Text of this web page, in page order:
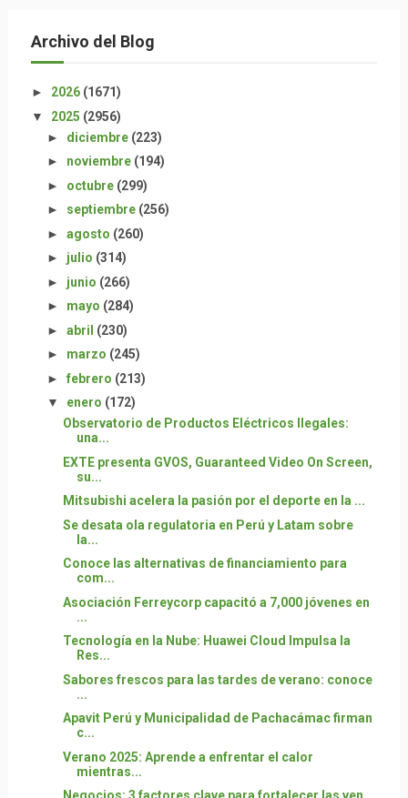
Archivo del Blog
► 2026 (1671)
▼ 2025 (2956)
► diciembre (223)
► noviembre (194)
► octubre (299)
► septiembre (256)
► agosto (260)
► julio (314)
► junio (266)
► mayo (284)
► abril (230)
► marzo (245)
► febrero (213)
▼ enero (172)
Observatorio de Productos Eléctricos Ilegales:
una...
EXTE presenta GVOS, Guaranteed Video On Screen,
su...
Mitsubishi acelera la pasión por el deporte en la ...
Se desata ola regulatoria en Perú y Latam sobre
la...
Conoce las alternativas de financiamiento para
com...
Asociación Ferreycorp capacitó a 7,000 jóvenes en
...
Tecnología en la Nube: Huawei Cloud Impulsa la
Res...
Sabores frescos para las tardes de verano: conoce
...
Apavit Perú y Municipalidad de Pachacámac firman
c...
Verano 2025: Aprende a enfrentar el calor
mientras...